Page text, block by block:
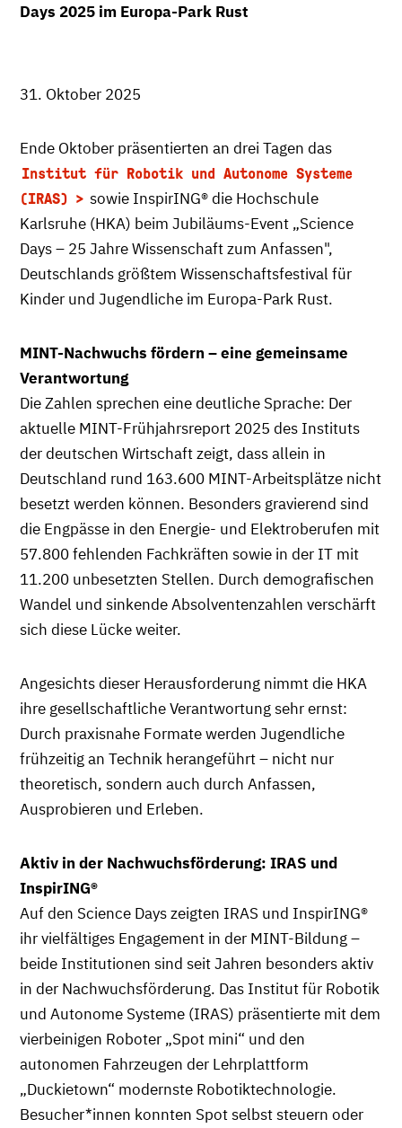
Days 2025 im Europa-Park Rust
31. Oktober 2025
Ende Oktober präsentierten an drei Tagen das
Institut für Robotik und Autonome Systeme
(IRAS)
sowie InspirING® die Hochschule
Karlsruhe (HKA) beim Jubiläums-Event „Science
Days – 25 Jahre Wissenschaft zum Anfassen",
Deutschlands größtem Wissenschaftsfestival für
Kinder und Jugendliche im Europa-Park Rust.
MINT-Nachwuchs fördern – eine gemeinsame
Verantwortung
Die Zahlen sprechen eine deutliche Sprache: Der
aktuelle MINT-Frühjahrsreport 2025 des Instituts
der deutschen Wirtschaft zeigt, dass allein in
Deutschland rund 163.600 MINT-Arbeitsplätze nicht
besetzt werden können. Besonders gravierend sind
die Engpässe in den Energie- und Elektroberufen mit
57.800 fehlenden Fachkräften sowie in der IT mit
11.200 unbesetzten Stellen. Durch demografischen
Wandel und sinkende Absolventenzahlen verschärft
sich diese Lücke weiter.
Angesichts dieser Herausforderung nimmt die HKA
ihre gesellschaftliche Verantwortung sehr ernst:
Durch praxisnahe Formate werden Jugendliche
frühzeitig an Technik herangeführt – nicht nur
theoretisch, sondern auch durch Anfassen,
Ausprobieren und Erleben.
Aktiv in der Nachwuchsförderung: IRAS und
InspirING®
Auf den Science Days zeigten IRAS und InspirING®
ihr vielfältiges Engagement in der MINT-Bildung –
beide Institutionen sind seit Jahren besonders aktiv
in der Nachwuchsförderung. Das Institut für Robotik
und Autonome Systeme (IRAS) präsentierte mit dem
vierbeinigen Roboter „Spot mini“ und den
autonomen Fahrzeugen der Lehrplattform
„Duckietown“ modernste Robotiktechnologie.
Besucher*innen konnten Spot selbst steuern oder